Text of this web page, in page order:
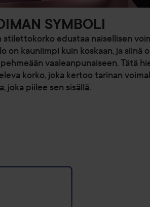
SYMBOLI
stilettokorko edustaa naisellisen
on kauniimpi kuin koskaan, ja siinä
vaaleanpunaiseen. Tätä
korko, joka kertoo tarinan
joka piilee sen sisällä.